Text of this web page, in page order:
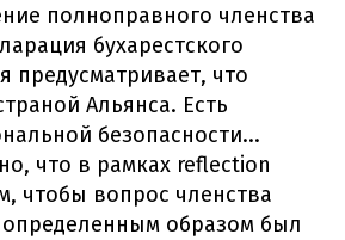
полноправного членства
бухарестского
предусматривает, что
Альянса. Есть
безопасности...
что в рамках reflection
чтобы вопрос членства
образом был